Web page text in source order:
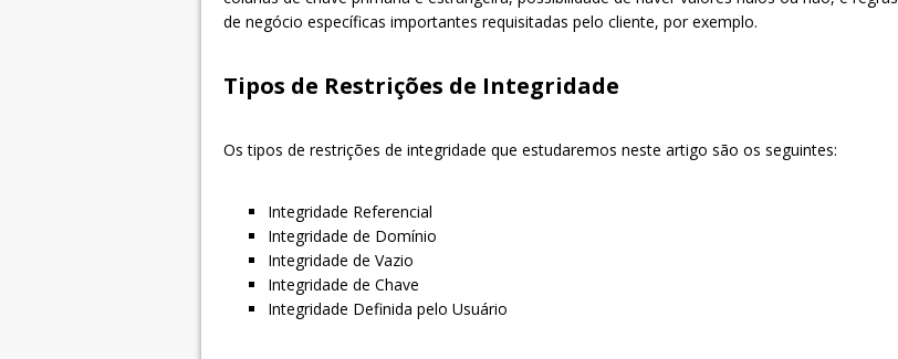
de negócio específicas importantes requisitadas pelo cliente, por exemplo.
Tipos de Restrições de Integridade
Os tipos de restrições de integridade que estudaremos neste artigo são os seguintes:
Integridade Referencial
Integridade de Domínio
Integridade de Vazio
Integridade de Chave
Integridade Definida pelo Usuário